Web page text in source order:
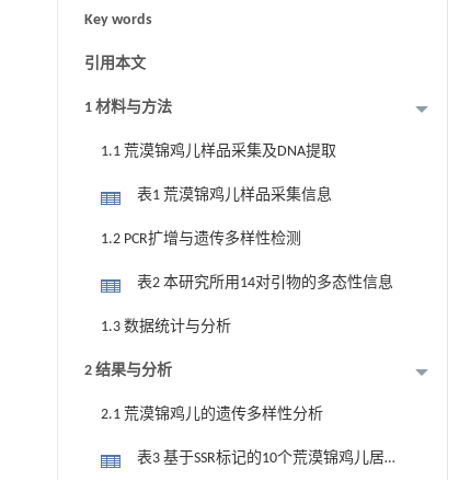
Key words
引用本文
1 材料与方法
1.1 荒漠锦鸡儿样品采集及DNA提取
表1 荒漠锦鸡儿样品采集信息
1.2 PCR扩增与遗传多样性检测
表2 本研究所用14对引物的多态性信息
1.3 数据统计与分析
2 结果与分析
2.1 荒漠锦鸡儿的遗传多样性分析
表3 基于SSR标记的10个荒漠锦鸡儿居群